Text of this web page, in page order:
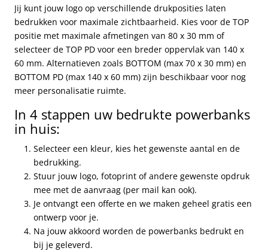
Jij kunt jouw logo op verschillende drukposities laten
bedrukken voor maximale zichtbaarheid. Kies voor de TOP
positie met maximale afmetingen van 80 x 30 mm of
selecteer de TOP PD voor een breder oppervlak van 140 x
60 mm. Alternatieven zoals BOTTOM (max 70 x 30 mm) en
BOTTOM PD (max 140 x 60 mm) zijn beschikbaar voor nog
meer personalisatie ruimte.
In 4 stappen uw bedrukte powerbanks
in huis:
Selecteer een kleur, kies het gewenste aantal en de
bedrukking.
Stuur jouw logo, fotoprint of andere gewenste opdruk
mee met de aanvraag (per mail kan ook).
Je ontvangt een offerte en we maken geheel gratis een
ontwerp voor je.
Na jouw akkoord worden de powerbanks bedrukt en
bij je geleverd.